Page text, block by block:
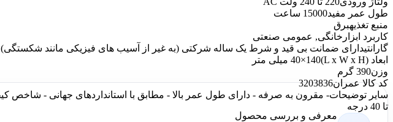
طول عمر مفید15000 ساعت
منبع تغذیهبرق
کاربرد ابزار خانگی, عمومی صنعتی
گارانتیدارای ضمانت بی قید و شرط یک ساله شرکتی (به غیر از آسیب های فیزیکی مانند شکستگی)
ابعاد (L x W x H)
40×140 میلی متر
وزن390 گرم
کد کالا عمران3203836
سایر توضیحات
تا 40 درجه
معرفی و بررسی محصول